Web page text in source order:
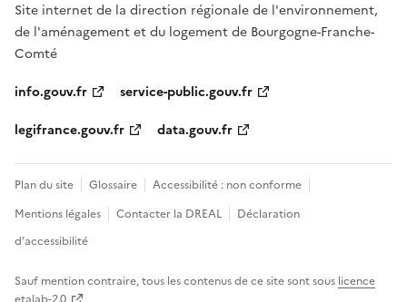
Site internet de la direction régionale de l'environnement,
de l'aménagement et du logement de Bourgogne-Franche-
Comté
info.gouv.fr
service-public.gouv.fr
legifrance.gouv.fr
data.gouv.fr
Plan du site Glossaire
Accessibilité : non conforme
Mentions légales
Contacter la DREAL
Déclaration
d’accessibilité
Sauf mention contraire, tous les contenus de ce site sont sous licence